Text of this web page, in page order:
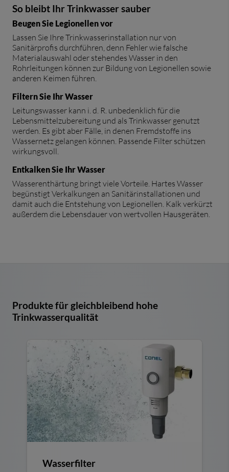
So bleibt Ihr Trinkwasser sauber
Beugen Sie Legionellen vor
Lassen Sie Ihre Trinkwasserinstallation nur von
Sanitärprofis durchführen, denn Fehler wie falsche
Materialauswahl oder stehendes Wasser in den
Rohrleitungen können zur Bildung von Legionellen sowie
anderen Keimen führen.
Filtern Sie Ihr Wasser
Leitungswasser kann i. d. R. unbedenklich für die
Lebensmittelzubereitung und als Trinkwasser genutzt
werden. Es gibt aber Fälle, in denen Fremdstoffe ins
Wassernetz gelangen können. Passende Filter schützen
wirkungsvoll.
Entkalken Sie Ihr Wasser
Wasserenthärtung bringt viele Vorteile. Hartes Wasser
begünstigt Verkalkungen an Sanitärinstallationen und
damit auch die Entstehung von Legionellen. Kalk verkürzt
außerdem die Lebensdauer von wertvollen Hausgeräten.
Produkte für gleichbleibend hohe
Trinkwasserqualität
Wasserfilter